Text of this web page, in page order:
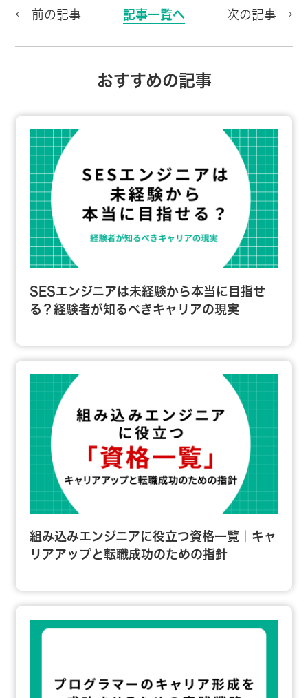
← 前の記事 記事一覧へ 次の記事 →
おすすめの記事
SESエンジニアは未経験から本当に目指せ
る？経験者が知るべきキャリアの現実
組み込みエンジニアに役立つ資格一覧｜キャ
リアアップと転職成功のための指針